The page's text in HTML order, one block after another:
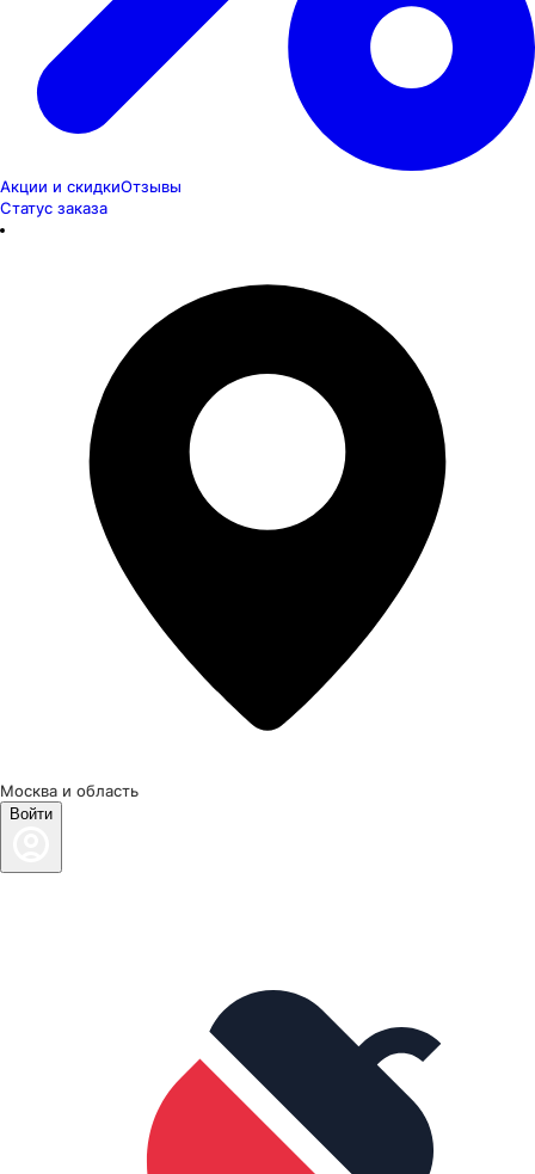
Акции и скидкиОтзывы
Статус заказа
Москва и область
Войти